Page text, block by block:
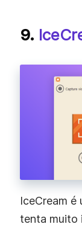
9.
IceCream é
tenta muito